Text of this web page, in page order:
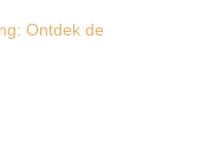
Ontdek de